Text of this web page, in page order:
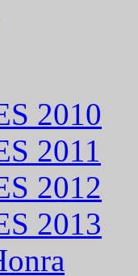
2010
2011
2012
2013